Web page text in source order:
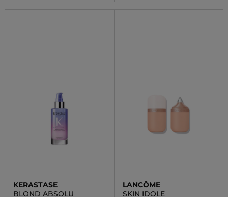
KERASTASE
BLOND ABSOLU
LANCÔME
SKIN IDOLE